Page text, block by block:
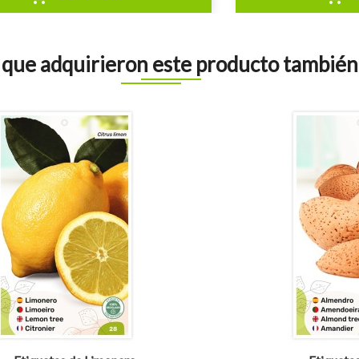
adquirieron este producto